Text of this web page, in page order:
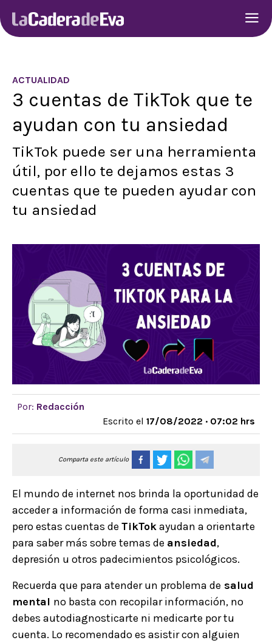
ACTUALIDAD
3 cuentas de TikTok que te
ayudan con tu ansiedad
TikTok puede ser una herramienta
útil, por ello te dejamos estas 3
cuentas que te pueden ayudar con
tu ansiedad
Por: Redacción
Escrito el 17/08/2022 · 07:02 hrs
Comparta este artículo
El mundo de internet nos brinda la oportunidad de
acceder a información de forma casi inmediata,
pero estas cuentas de TikTokayudan a orientarte
para saber más sobre temas de ansiedad,
depresión u otros padecimientos psicológicos.
Recuerda que para atender un problema de salud
mental no basta con recopilar información, no
debes autodiagnosticarte ni medicarte por tu
cuenta. Lo recomendado es asistir con alguien